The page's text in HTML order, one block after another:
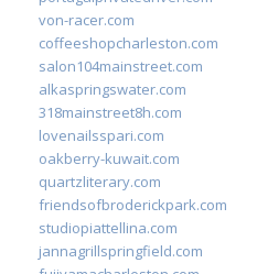
von-racer.com
coffeeshopcharleston.com
salon104mainstreet.com
alkaspringswater.com
318mainstreet8h.com
lovenailsspari.com
oakberry-kuwait.com
quartzliterary.com
friendsofbroderickpark.com
studiopiattellina.com
jannagrillspringfield.com